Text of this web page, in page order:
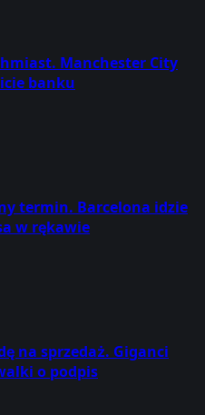
Manchester City
banku
termin. Barcelona idzie
w rękawie
na sprzedaż. Giganci
o podpis